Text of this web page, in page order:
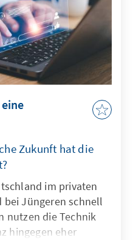
Zukunft hat die
im privaten
bei Jüngeren schnell
nutzen die Technik
hingegen eher